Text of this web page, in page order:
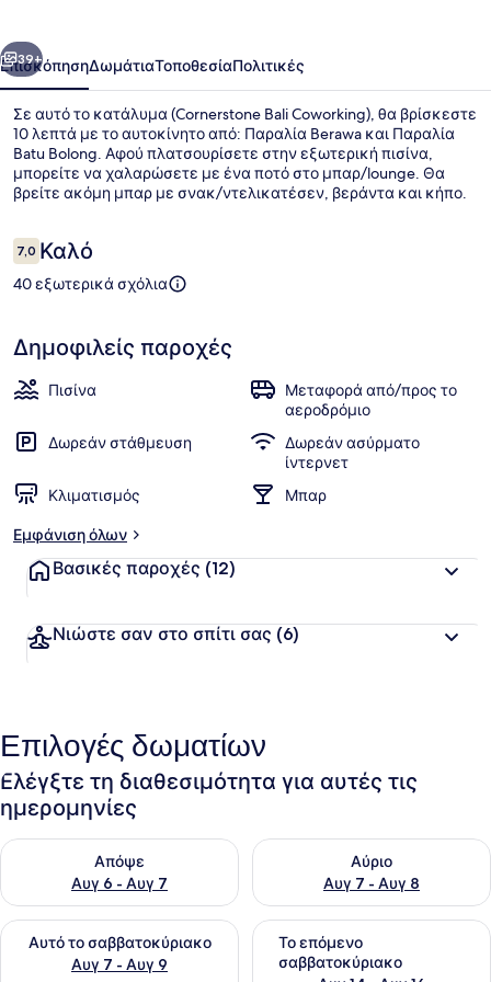
Επόμενο
39+
ΕπισκόπησηΔωμάτιαΤοποθεσίαΠολιτικές
Σε αυτό το κατάλυμα (Cornerstone Bali Coworking), θα βρίσκεστε
10 λεπτά με το αυτοκίνητο από: Παραλία Berawa και Παραλία
Batu Bolong. Αφού πλατσουρίσετε στην εξωτερική πισίνα,
μπορείτε να χαλαρώσετε με ένα ποτό στο μπαρ/lounge. Θα
βρείτε ακόμη μπαρ με σνακ/ντελικατέσεν, βεράντα και κήπο.
Σχόλια
7,07,0 στα 10
Καλό
40 εξωτερικά σχόλια
Δημοφιλείς παροχές
Πισίνα
Μεταφορά από/προς το
αεροδρόμιο
Δωρεάν στάθμευση
Δωρεάν ασύρματο
ίντερνετ
Κλιματισμός
Μπαρ
Εμφάνιση όλων
Βασικές παροχές (12)
Νιώστε σαν στο σπίτι σας (6)
Επιλογές δωματίων
Ελέγξτε τη διαθεσιμότητα για αυτές τις
ημερομηνίες
Απόψε
Αυγ 6 - Αυγ 7
Έλεγχος διαθεσιμότητας για απόψε Αυγ 6 - Αυγ 7
Αύριο
Αυγ 7 - Αυγ 8
Έλεγχος διαθεσιμότητας
Αυτό το σαββατοκύριακο
Αυγ 7 - Αυγ 9
Έλεγχος διαθεσιμότητας για αυτό το σαββατοκύριακο
Το επόμενο
σαββατοκύριακο
Έλεγχος διαθεσιμότητας